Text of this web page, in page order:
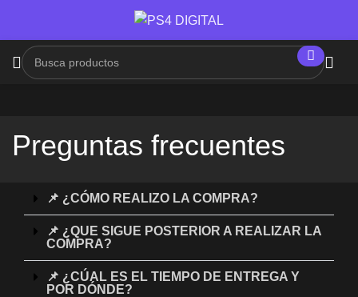
Preguntas frecuentes
📌 ¿CÓMO REALIZO LA COMPRA?
📌 ¿QUE SIGUE POSTERIOR A REALIZAR LA
COMPRA?
📌 ¿CÚAL ES EL TIEMPO DE ENTREGA Y
POR DÓNDE?